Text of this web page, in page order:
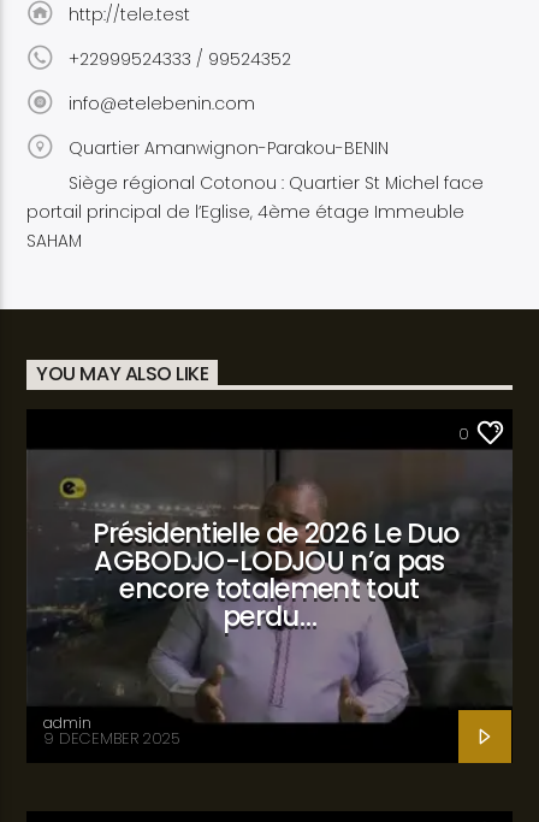
http://tele.test
+22999524333 / 99524352
info@etelebenin.com
Quartier Amanwignon-Parakou-BENIN
Siège régional Cotonou : Quartier St Michel face
portail principal de l’Eglise, 4ème étage Immeuble
SAHAM
YOU MAY ALSO LIKE
0
Présidentielle de 2026 Le Duo
AGBODJO-LODJOU n’a pas
encore totalement tout
perdu…
admin
9 DECEMBER 2025